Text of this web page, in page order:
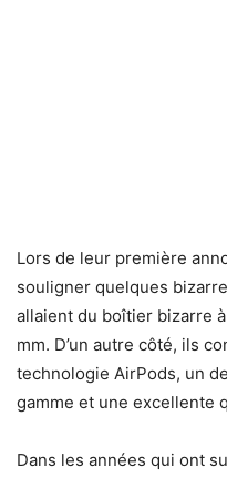
Lors de leur première
souligner quelques
allaient du boîtier bizarre
mm. D’un autre côté, ils
technologie AirPods, un
gamme et une excellente
Dans les années qui ont